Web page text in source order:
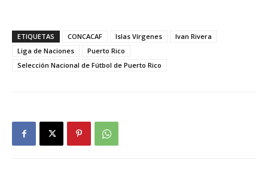
ETIQUETAS CONCACAF Islas Vírgenes
Ivan Rivera
Liga de Naciones
Puerto Rico
Selección Nacional de Fútbol de Puerto Rico